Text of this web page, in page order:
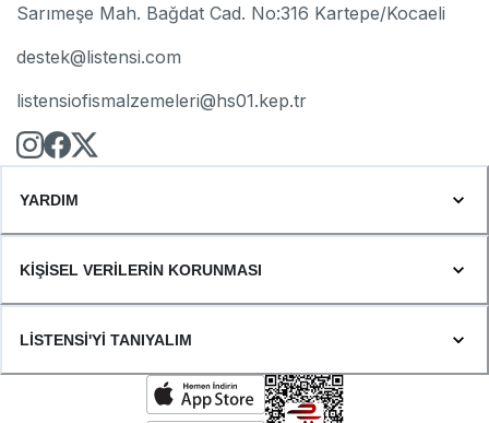
Sarımeşe Mah. Bağdat Cad. No:316 Kartepe/Kocaeli
destek@listensi.com
listensiofismalzemeleri@hs01.kep.tr
YARDIM
KİŞİSEL VERİLERİN KORUNMASI
LİSTENSİ'Yİ TANIYALIM